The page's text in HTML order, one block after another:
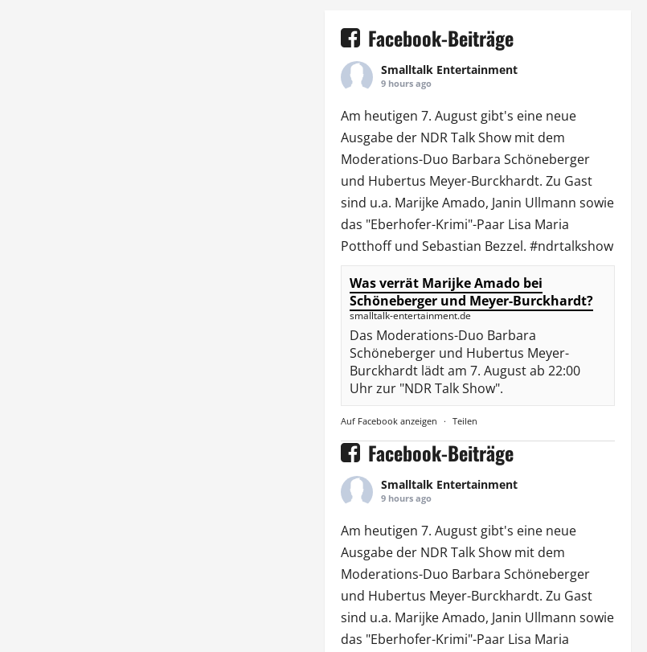
Facebook-Beiträge
Smalltalk Entertainment
9 hours ago
Am heutigen 7. August gibt's eine neue
Ausgabe der NDR Talk Showmit dem
Moderations-Duo Barbara Schöneberger
und Hubertus Meyer-Burckhardt. Zu Gast
sind u.a. Marijke Amado, Janin Ullmann sowie
das "Eberhofer-Krimi"-Paar Lisa Maria
Potthoff und Sebastian Bezzel. #ndrtalkshow
Was verrät Marijke Amado bei
Schöneberger und Meyer-Burckhardt?
smalltalk-entertainment.de
Das Moderations-Duo Barbara
Schöneberger und Hubertus Meyer-
Burckhardt lädt am 7. August ab 22:00
Uhr zur "NDR Talk Show".
Auf Facebook anzeigen · Teilen
Facebook-Beiträge
Smalltalk Entertainment
9 hours ago
Am heutigen 7. August gibt's eine neue
Ausgabe der NDR Talk Showmit dem
Moderations-Duo Barbara Schöneberger
und Hubertus Meyer-Burckhardt. Zu Gast
sind u.a. Marijke Amado, Janin Ullmann sowie
das "Eberhofer-Krimi"-Paar Lisa Maria